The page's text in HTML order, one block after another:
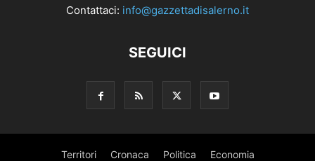
Contattaci: info@gazzettadisalerno.it
SEGUICI
Territori Cronaca Politica Economia